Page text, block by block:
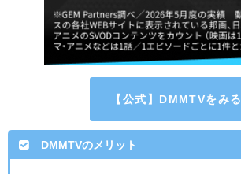
【公式】DMMTVをみる
DMMTVのメリット